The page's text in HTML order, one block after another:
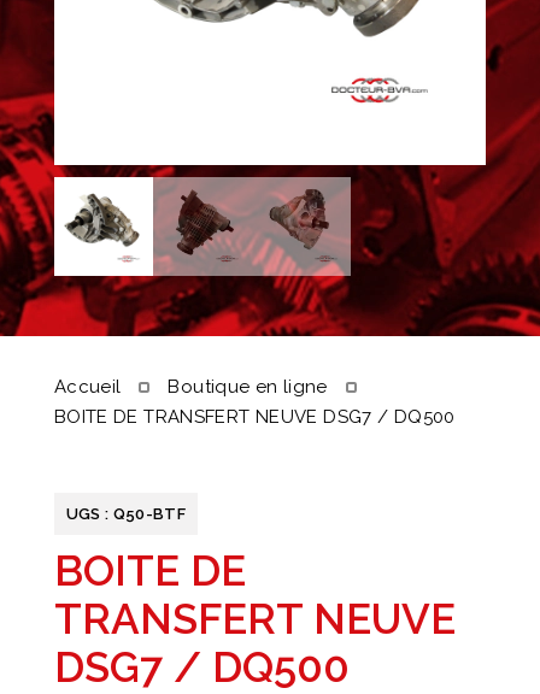
Accueil
Boutique en ligne
BOITE DE TRANSFERT NEUVE DSG7 / DQ500
UGS : Q50-BTF
BOITE DE
TRANSFERT NEUVE
DSG7 / DQ500